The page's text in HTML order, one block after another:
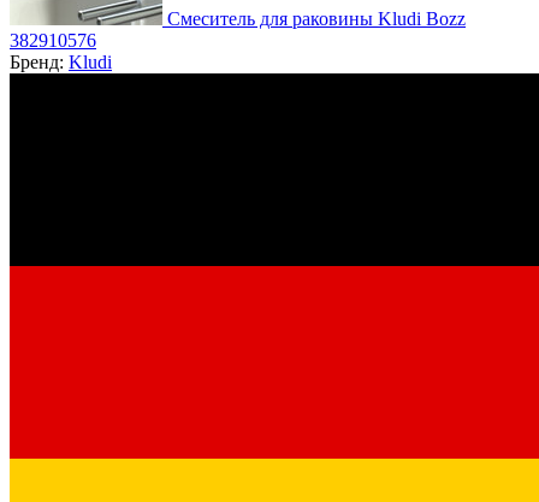
Смеситель для раковины Kludi Bozz
382910576
Бренд: Kludi